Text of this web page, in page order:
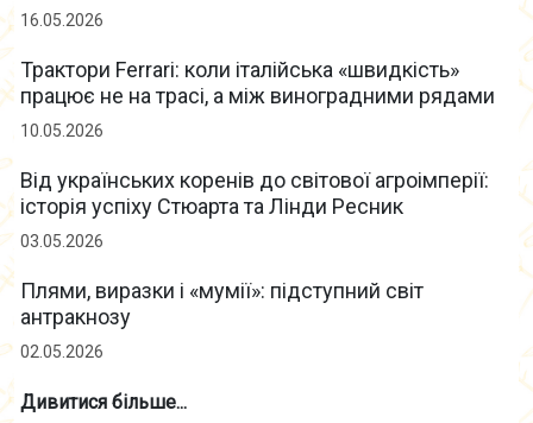
16.05.2026
Трактори Ferrari: коли італійська «швидкість»
працює не на трасі, а між виноградними рядами
10.05.2026
Від українських коренів до світової агроімперії:
історія успіху Стюарта та Лінди Ресник
03.05.2026
Плями, виразки і «мумії»: підступний світ
антракнозу
02.05.2026
Дивитися більше...